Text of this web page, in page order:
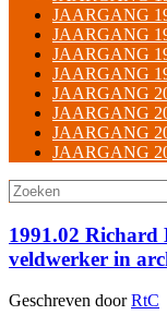
JAARGANG
JAARGANG
JAARGANG
JAARGANG
JAARGANG
JAARGANG
JAARGANG
JAARGANG
1991.02 Richard
veldwerker in
Geschreven doorRtC